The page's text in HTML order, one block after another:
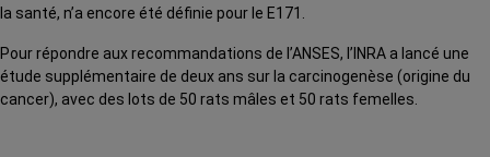
la santé, n’a encore été définie pour le E171.
Pour répondre aux recommandations de l’ANSES, l’INRA a lancé une
étude supplémentaire de deux ans sur la carcinogenèse (origine du
cancer), avec des lots de 50 rats mâles et 50 rats femelles.